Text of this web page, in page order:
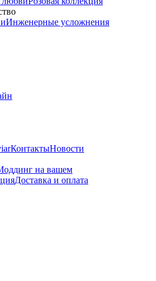
Инженерные усложнения
КонтактыНовости
на вашем
Доставка и оплата